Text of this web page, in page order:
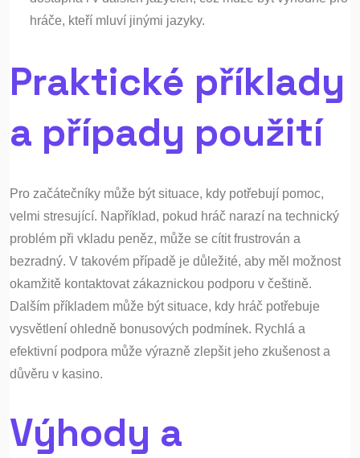
hráče, kteří mluví jinými jazyky.
Praktické příklady
a případy použití
Pro začátečníky může být situace, kdy potřebují pomoc,
velmi stresující. Například, pokud hráč narazí na technický
problém při vkladu peněz, může se cítit frustrován a
bezradný. V takovém případě je důležité, aby měl možnost
okamžitě kontaktovat zákaznickou podporu v češtině.
Dalším příkladem může být situace, kdy hráč potřebuje
vysvětlení ohledně bonusových podmínek. Rychlá a
efektivní podpora může výrazně zlepšit jeho zkušenost a
důvěru v kasino.
Výhody a